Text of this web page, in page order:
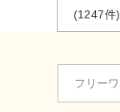
(1247件)